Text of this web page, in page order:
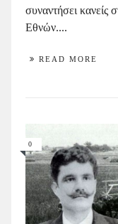
συναντήσει κανείς
Εθνών....
READ MORE
0